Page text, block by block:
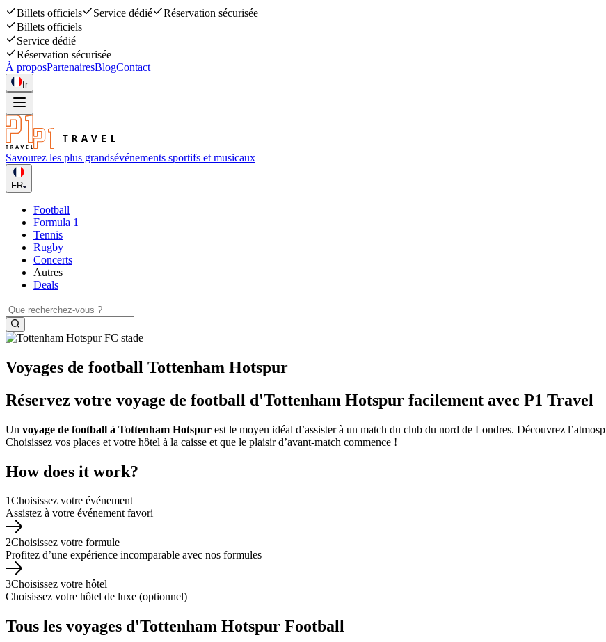
Billets officiels Service dédié
Réservation sécurisée
Billets officiels
Service dédié
Réservation sécurisée
À proposPartenairesBlogContact
fr
Savourez les plus grandsévénements sportifs et musicaux
FR
Football
Formula 1
Tennis
Rugby
Concerts
Autres
Deals
Voyages de football Tottenham Hotspur
Réservez votre voyage de football d'Tottenham Hotspur facilement avec P1 Travel
Un voyage de football à Tottenham Hotspur est le moyen idéal d’assister à un match du club du nord de Londres. Découvrez
Choisissez vos places et votre hôtel à la caisse et que le plaisir d’avant-match commence !
How does it work?
1Choisissez votre événement
Assistez à votre événement favori
2Choisissez votre formule
Profitez d’une expérience incomparable avec nos formules
3Choisissez votre hôtel
Choisissez votre hôtel de luxe (optionnel)
Tous les voyages d'Tottenham Hotspur Football